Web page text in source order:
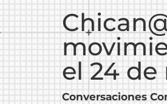
el 24 de
Conversaciones